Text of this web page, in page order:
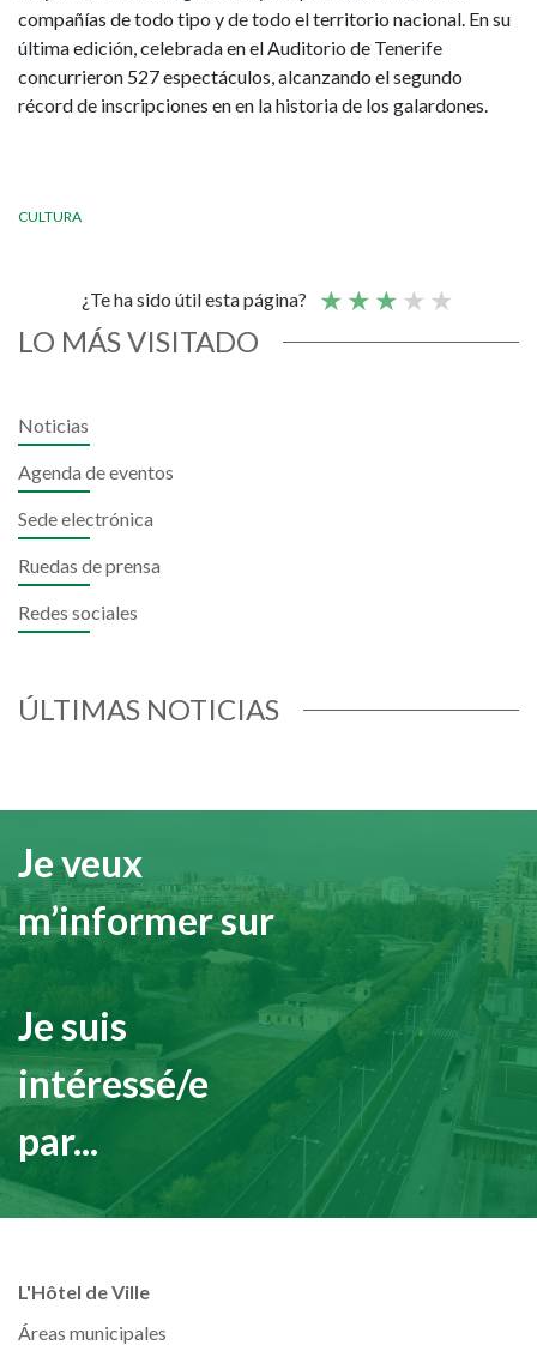
compañías de todo tipo y de todo el territorio nacional. En su
última edición, celebrada en el Auditorio de Tenerife
concurrieron 527 espectáculos, alcanzando el segundo
récord de inscripciones en en la historia de los galardones.
CULTURA
¿Te ha sido útil esta página?
LO MÁS VISITADO
Noticias
Agenda de eventos
Sede electrónica
Ruedas de prensa
Redes sociales
ÚLTIMAS NOTICIAS
Je veux
m’informer sur
Je suis
intéressé/e
par...
L'Hôtel de Ville
Áreas municipales